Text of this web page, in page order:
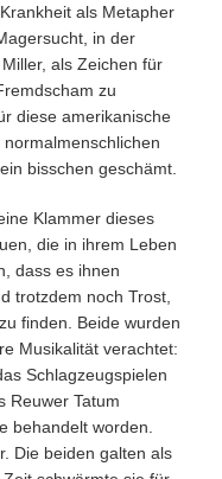
als Metapher
in der
als Zeichen für
zu
diese amerikanische
bisschen geschämt.
Klammer dieses
die in ihrem Leben
dass es ihnen
trotzdem noch Trost,
finden. Beide wurden
Musikalität verachtet:
Schlagzeugspielen
Reuwer Tatum
behandelt worden.
Die beiden galten als